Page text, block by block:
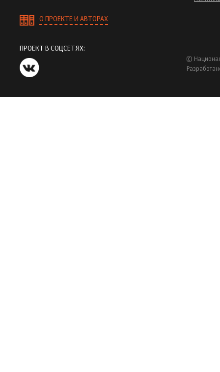
О ПРОЕКТЕ И АВТОРАХ
ПРОЕКТ В СОЦСЕТЯХ:
©